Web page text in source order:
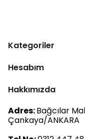
Kategoriler
Hesabım
Hakkımızda
Adres:Bağcılar
Çankaya/ANKARA